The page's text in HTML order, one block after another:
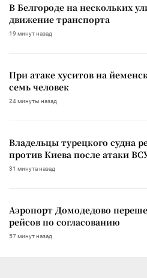
В Белгороде на нескольких
движение транспорта
19 минут назад
При атаке хуситов на
семь человек
24 минуты назад
Владельцы турецкого судна
против Киева после атаки
31 минута назад
Аэропорт Домодедово
рейсов по согласованию
57 минут назад